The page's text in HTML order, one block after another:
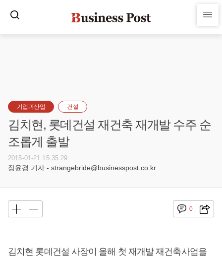
기업과산업 건설
김치현, 롯데건설 재건축 재개발 수주 순
조롭게 출발
2015-01-21 15:35:29
장윤경 기자 - strangebride@businesspost.co.kr
0
김치현 롯데건설 사장이 올해 첫 재개발 재건축사업을